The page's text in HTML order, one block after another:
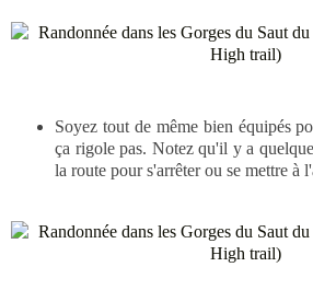
Soyez tout de même bien équipés
ça rigole pas. Notez qu'il y a
la route pour s'arrêter ou se mettre à